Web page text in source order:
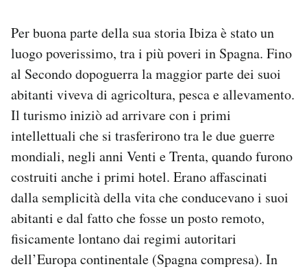
Hai bisogno di aiuto?
Esci
Per buona parte della sua storia Ibiza è stato un
luogo poverissimo, tra i più poveri in Spagna. Fino
al Secondo dopoguerra la maggior parte dei suoi
abitanti viveva di agricoltura, pesca e allevamento.
Il turismo iniziò ad arrivare con i primi
intellettuali che si trasferirono tra le due guerre
mondiali, negli anni Venti e Trenta, quando furono
costruiti anche i primi hotel. Erano affascinati
dalla semplicità della vita che conducevano i suoi
abitanti e dal fatto che fosse un posto remoto,
fisicamente lontano dai regimi autoritari
dell’Europa continentale (Spagna compresa). In